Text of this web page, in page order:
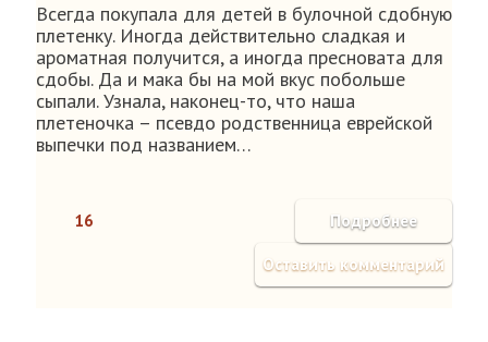
Всегда покупала для детей в булочной сдобную
плетенку. Иногда действительно сладкая и
ароматная получится, а иногда пресновата для
сдобы. Да и мака бы на мой вкус побольше
сыпали. Узнала, наконец-то, что наша
плетеночка – псевдо родственница еврейской
выпечки под названием…
16 Подробнее
Оставить комментарий